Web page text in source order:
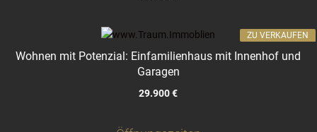
Wohnen mit Potenzial: Einfamilienhaus mit Innenhof und
Garagen
29.900 €
ZU VERKAUFEN